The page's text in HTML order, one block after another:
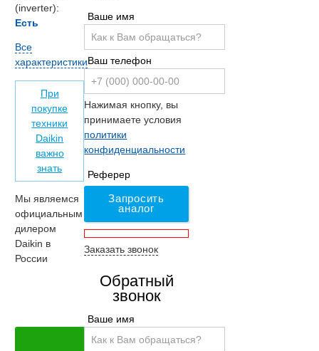
Ваше имя
Ваш телефон
Нажимая кнопку, вы
принимаете условия
политики
конфиденциальности
Реферер
Запросить
аналог
Заказать звонок
Обратный
звонок
Ваше имя
(inverter):
Есть
Все
характеристики
При
покупке
техники
Daikin
важно
знать
Мы являемся
официальным
дилером
Daikin в
России